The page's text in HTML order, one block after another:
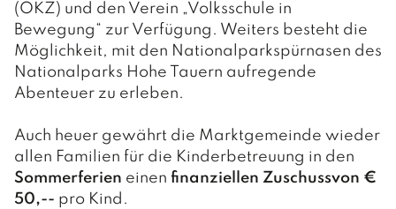
(OKZ) und den Verein „Volksschule in
Bewegung“ zur Verfügung. Weiters besteht die
Möglichkeit, mit den Nationalparkspürnasen des
Nationalparks Hohe Tauern aufregende
Abenteuer zu erleben.
Auch heuer gewährt die Marktgemeinde wieder
allen Familien für die Kinderbetreuung in den
Sommerferien einen finanziellen Zuschussvon €
50,-- pro Kind.